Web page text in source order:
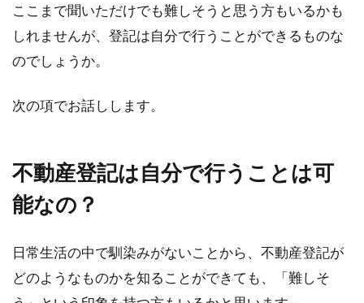
れない」「...
は？わかりやすくご紹介！
なんとなくは分かっていてもきちんと説明する
家賃の目安はどのくらい？手取り18
万でいくらの家に住める？
ここまで聞いただけでも難しそうと思う方もいるかも
しれませんが、登記は自分で行うことができるものな
のでしょうか。
次の項でお話しします。
不動産登記は自分で行うことは可
能なの？
日常生活の中で馴染みがないことから、不動産登記が
どのようなものかを知ることができても、「難しそ